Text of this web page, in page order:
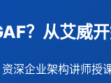
？从艾威
深企业架构讲师授